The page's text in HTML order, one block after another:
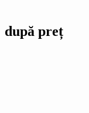
după preț